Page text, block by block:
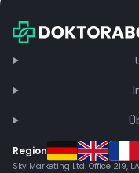
wird unter anderem
Stress und
Region
Sky Marketing Ltd. Office 219,